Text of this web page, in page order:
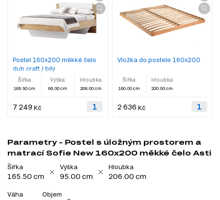
Postel 160x200 měkké čelo
dub craft / bílý
Šířka
165.50 cm
Výška
95.00 cm
Hloubka
206.00 cm
7 249 Kč
Vložka do postele 160x200
Šířka
160.00 cm
Hloubka
200.00 cm
2 636 Kč
Parametry - Postel s úložným prostorem a
matrací Sofie New 160x200 měkké čelo Asti
Šířka
165.50 cm
Výška
95.00 cm
Hloubka
206.00 cm
Váha Objem